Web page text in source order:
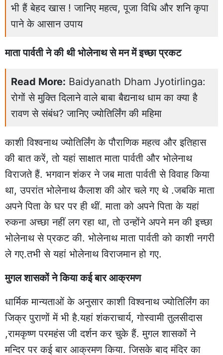
भी हैं बेहद खास ! जानिए महत्व, पूजा विधि और शनि कृपा
पाने के आसान उपाय
माता पार्वती ने की थी भोलेनाथ से मन में इच्छा प्रकट
Read More: Baidyanath Dham Jyotirlinga:
रोगों से मुक्ति दिलाने वाले बाबा बैद्यनाथ धाम का क्या है
रावण से संबंध? जानिए ज्योतिर्लिंग की महिमा
काशी विश्वनाथ ज्योतिर्लिंग के पौराणिक महत्व और इतिहास
की बात करें, तो यहां साक्षात माता पार्वती और भोलेनाथ
विराजते हैं. भगवान शंकर ने जब माता पार्वती से विवाह किया
था, उपरांत भोलेनाथ कैलाश की ओर चले गए थे .जबकि माता
अपने पिता के घर पर ही थीं. माता को अपने पिता के यहां
रुकना अच्छा नहीं लग रहा था, तो उन्होंने अपने मन की इच्छा
भोलेनाथ से प्रकट की. भोलेनाथ माता पार्वती को काशी नगरी
ले गए.तभी से यहां भोलेनाथ विराजमान हो गए.
मुगल शासकों ने किया कई बार आक्रमण
धार्मिक मान्यताओं के अनुसार काशी विश्वनाथ ज्योतिर्लिंग का
जिक्र पुराणों में भी है.यहां शंकराचार्य, गोस्वामी तुलसीदास
,रामकृष्ण परमहंस जी दर्शन कर चुके हैं. मुगल शासकों ने
मन्दिर पर कई बार आक्रमण किया. जिसके बाद मंदिर का